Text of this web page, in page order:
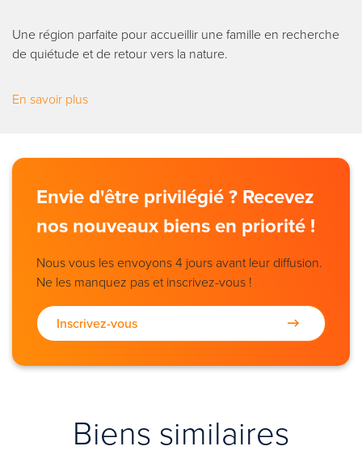
Une région parfaite pour accueillir une famille en recherche
de quiétude et de retour vers la nature.
En savoir plus
Envie d'être privilégié ? Recevez
nos nouveaux biens en priorité !
Nous vous les envoyons 4 jours avant leur diffusion.
Ne les manquez pas et inscrivez-vous !
Inscrivez-vous
Biens similaires